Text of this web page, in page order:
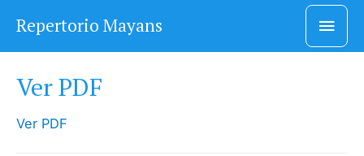
Repertorio Mayans
Ver PDF
Ver PDF